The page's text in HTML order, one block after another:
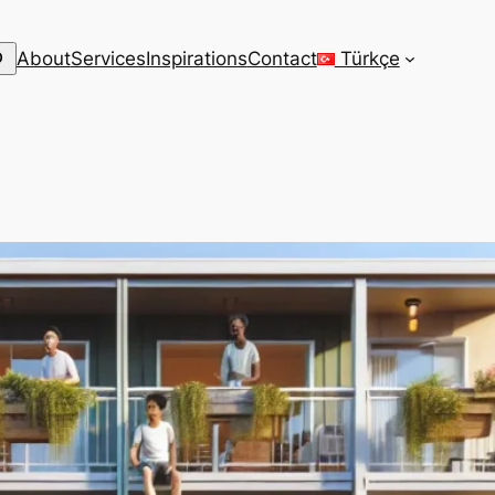
AboutServicesInspirationsContact Türkçe